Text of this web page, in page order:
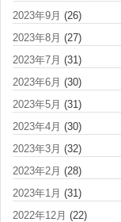
2023年9月 (26)
2023年8月 (27)
2023年7月 (31)
2023年6月 (30)
2023年5月 (31)
2023年4月 (30)
2023年3月 (32)
2023年2月 (28)
2023年1月 (31)
2022年12月 (22)